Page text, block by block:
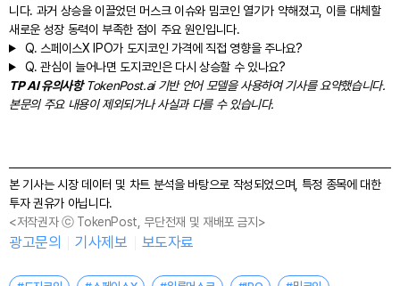
니다. 과거 상승을 이끌었던 머스크 이슈와 밈코인 열기가 약해졌고, 이를 대체할
새로운 성장 동력이 부족한 점이 주요 원인입니다.
Q. 스페이스X IPO가 도지코인 가격에 직접 영향을 주나요?
Q. 관심이 늘어나면 도지코인은 다시 상승할 수 있나요?
TP AI 유의사항TokenPost.ai 기반 언어 모델을 사용하여 기사를 요약했습니다.
본문의 주요 내용이 제외되거나 사실과 다를 수 있습니다.
본 기사는 시장 데이터 및 차트 분석을 바탕으로 작성되었으며, 특정 종목에 대한
투자 권유가 아닙니다.
<저작권자 ⓒ TokenPost, 무단전재 및 재배포 금지>
광고문의 기사제보 보도자료